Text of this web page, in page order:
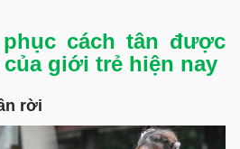
cách tân được
giới trẻ hiện nay
rời